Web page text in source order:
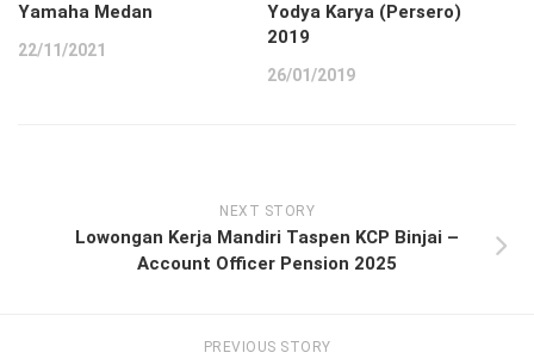
Yamaha Medan
22/11/2021
Yodya Karya (Persero)
2019
26/01/2019
NEXT STORY
Lowongan Kerja Mandiri Taspen KCP Binjai –
Account Officer Pension 2025
PREVIOUS STORY